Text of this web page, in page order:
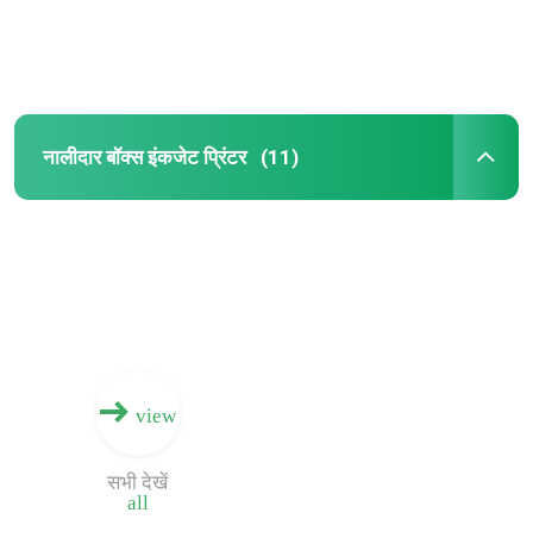
नालीदार बॉक्स इंकजेट प्रिंटर (11)
view
all
सभी देखें